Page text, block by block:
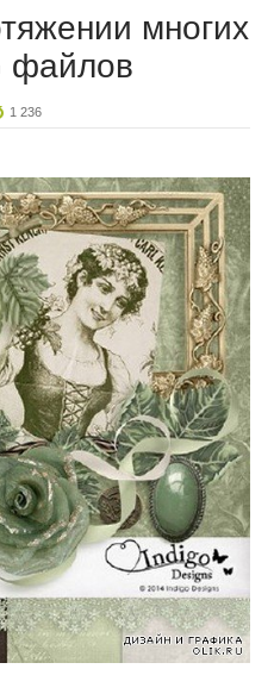
многих
файлов
1 236